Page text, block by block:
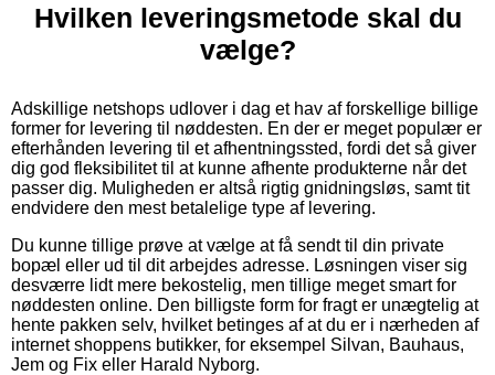
Hvilken leveringsmetode skal du
vælge?
Adskillige netshops udlover i dag et hav af forskellige billige
former for levering til nøddesten. En der er meget populær er
efterhånden levering til et afhentningssted, fordi det så giver
dig god fleksibilitet til at kunne afhente produkterne når det
passer dig. Muligheden er altså rigtig gnidningsløs, samt tit
endvidere den mest betalelige type af levering.
Du kunne tillige prøve at vælge at få sendt til din private
bopæl eller ud til dit arbejdes adresse. Løsningen viser sig
desværre lidt mere bekostelig, men tillige meget smart for
nøddesten online. Den billigste form for fragt er unægtelig at
hente pakken selv, hvilket betinges af at du er i nærheden af
internet shoppens butikker, for eksempel Silvan, Bauhaus,
Jem og Fix eller Harald Nyborg.